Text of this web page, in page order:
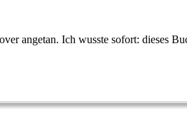
angetan. Ich wusste sofort: dieses